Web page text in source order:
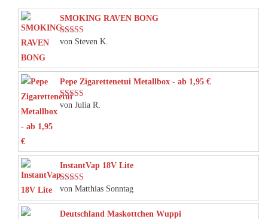
SMOKING RAVEN BONG
Bewertet mit
von Steven K.
Pepe Zigarettenetui Metallbox - ab 1,95 €
Bewertet mit
von Julia R.
InstantVap 18V Lite
Bewertet mit
von Matthias Sonntag
Deutschland Maskottchen Wuppi